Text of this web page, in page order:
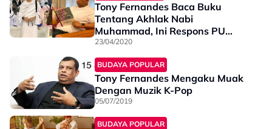
Tony Fernandes Baca Buku
Tentang Akhlak Nabi
Muhammad, Ini Respons PU
Amin...
23/04/2020
BUDAYA POPULAR
Tony Fernandes Mengaku Muak
Dengan Muzik K-Pop
05/07/2019
BUDAYA POPULAR